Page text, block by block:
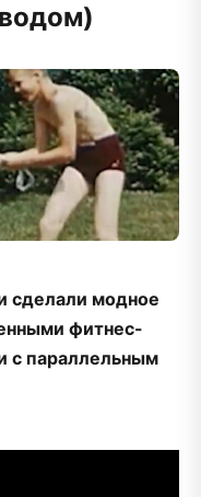
сделали модное
фитнес-
с параллельным